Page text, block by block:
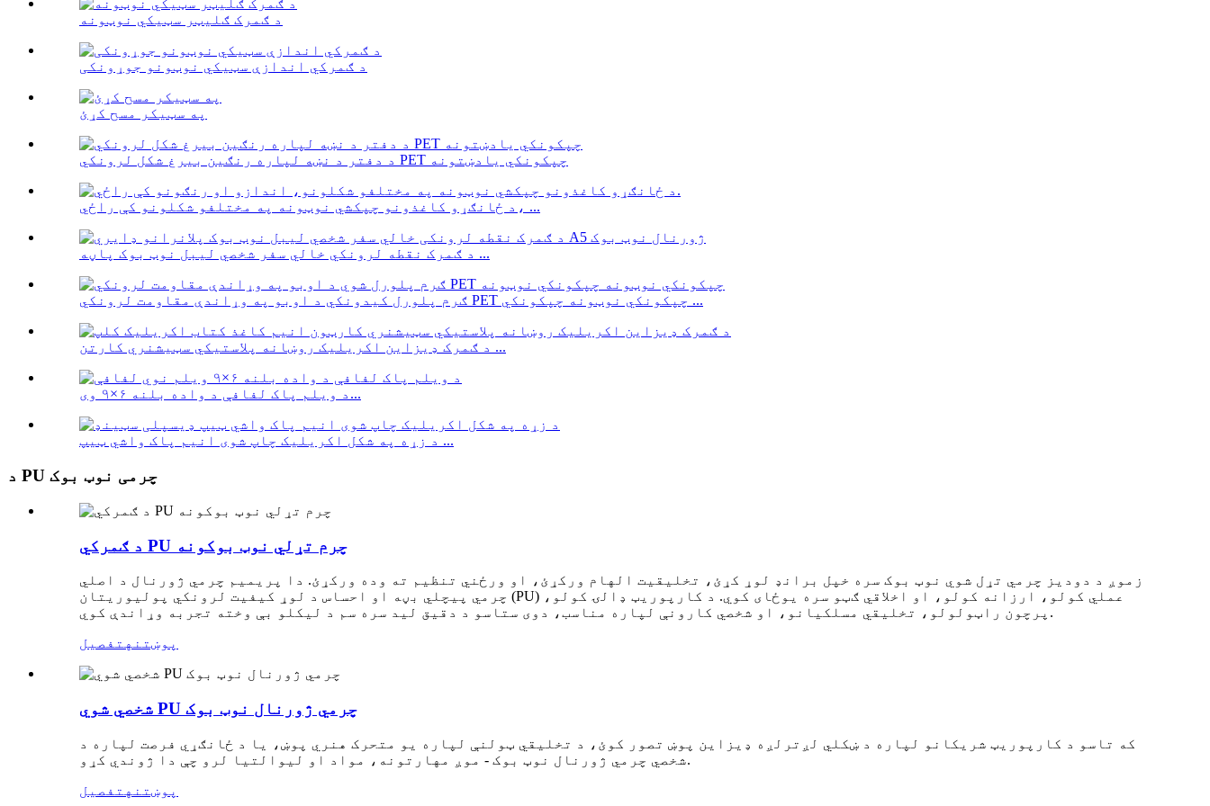
د ګمرک ګلیټر سټیکي نوټونه
د ګمرکي اندازې سټیکي نوټونو جوړونکی
په سټیکر مسح کړئ
د دفتر د نښه لپاره رنګین بیرغ شکل لرونکي PET چپکونکي یادښتونه
د ځانګړو کاغذونو چپکشي نوټونه په مختلفو شکلونو کې راځي، ...
د ګمرک نقطه لرونکي خالي سفر شخصي لیبل نوټ بوک پاڼه ...
ګرم پلورل کیدونکي د اوبو په وړاندې مقاومت لرونکي PET چپکونکي نوټونه چپکونکي ...
د ګمرک ډیزاین اکریلیک روښانه پلاستيکي سټیشنري کارتن ...
د ویلم پاک لفافې د واده بلنه ۶×۹ وی...
د زړه په شکل اکریلیک چاپ شوی انیم پاک واشي ټیپ ...
د PU چرمی نوټ بوک
د ګمرکي PU چرم تړلي نوټ بوکونه
زموږ د دودیز چرمي تړل شوي نوټ بوک سره خپل برانډ لوړ کړئ، تخلیقیت الهام ورکړئ، او ورځني تنظیم ته وده ورکړئ. دا پریمیم چرمي ژورنال د اصلي
چرمي پیچلي بڼه او احساس د لوړ کیفیت لرونکي پولیوریتان (PU) عملي کولو، ارزانه کولو، او اخلاقي ګټو سره یوځای کوي. د کارپوریټ ډالۍ کولو،
پرچون راټولولو، تخلیقي مسلکیانو، او شخصي کارونې لپاره مناسب، دوی ستاسو د دقیق لید سره سم د لیکلو بې وخته تجربه وړاندې کوي.
پوښتنه تفصیل
شخصي شوي PU چرمي ژورنال نوټ بوک
که تاسو د کارپوریټ شریکانو لپاره د ښکلي لږترلږه ډیزاین پوښ تصور کوئ، د تخلیقي ټولنې لپاره یو متحرک هنري پوښ، یا د ځانګړي فرصت لپاره د
شخصي چرمي ژورنال نوټ بوک - موږ مهارتونه، مواد او لیوالتیا لرو چې دا ژوندي کړو.
پوښتنه تفصیل